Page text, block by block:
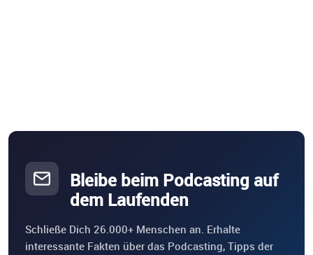
Bleibe beim Podcasting auf
dem Laufenden
Schließe Dich 26.000+ Menschen an. Erhalte
interessante Fakten über das Podcasting, Tipps der